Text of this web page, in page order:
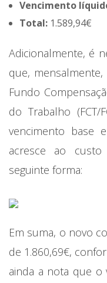
Vencimento
Total: 1.589,94€
Adicionalmente, é
que,
Fundo
do Trabalho
vencimento base
acresce ao
seguinte forma:
Em suma, o novo
de 1.860,69€,
ainda a nota que o